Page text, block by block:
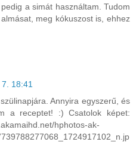
a simát használtam. Tudom
meg kókuszost is, ehhez
18:41
Annyira egyszerű, és
a receptet! :) Csatolok képet:
hphotos-ak-